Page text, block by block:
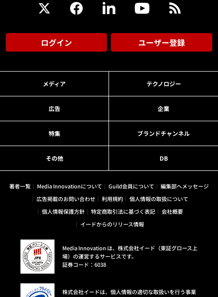
ログイン ユーザー登録
メディア テクノロジー
広告 企業
特集 ブランドチャンネル
その他 DB
著者一覧 Media Innovationについて Guild会員について
編集部へメッセージ
広告掲載のお問い合わせ
利用規約
個人情報の取扱について
個人情報保護方針
特定商取引法に基づく表記
会社概要
イードからのリリース情報
Media Innovation は、株式会社イード（東証グロース上
場）の運営するサービスです。
証券コード：6038
株式会社イードは、個人情報の適切な取扱いを行う事業